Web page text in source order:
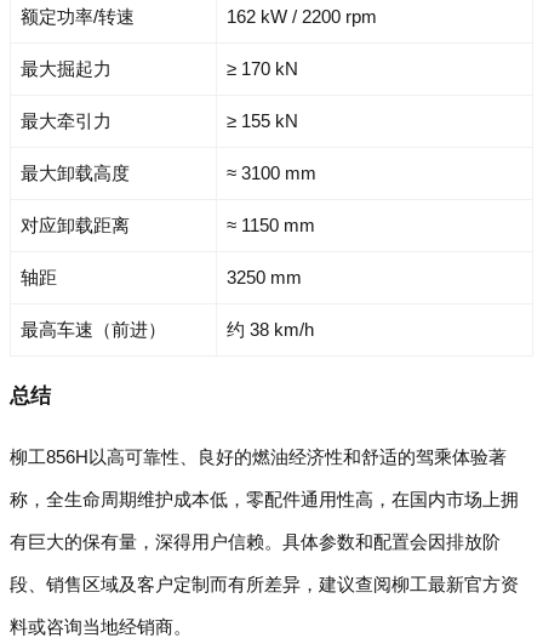
额定功率/转速 162 kW / 2200 rpm
最大掘起力 ≥ 170 kN
最大牵引力 ≥ 155 kN
最大卸载高度 ≈ 3100 mm
对应卸载距离 ≈ 1150 mm
轴距 3250 mm
最高车速（前进） 约 38 km/h
总结
柳工856H以高可靠性、良好的燃油经济性和舒适的驾乘体验著
称，全生命周期维护成本低，零配件通用性高，在国内市场上拥
有巨大的保有量，深得用户信赖。具体参数和配置会因排放阶
段、销售区域及客户定制而有所差异，建议查阅柳工最新官方资
料或咨询当地经销商。